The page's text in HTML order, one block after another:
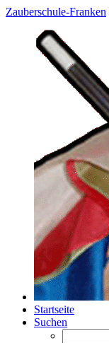
Zauberschule-Franken
Startseite
Suchen